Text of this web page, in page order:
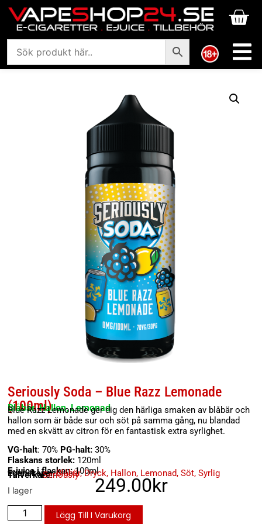
Seriously Soda – Blue Razz Lemonade
(100ml)
Blåbär, Hallon, Lemonad
Blue Razz Lemonade ger dig den härliga smaken av blåbär och
hallon som är både sur och söt på samma gång, nu blandad
med en skvätt av citron för en fantastisk extra syrlighet.
VG-halt: 70% PG-halt: 30%
Flaskans storlek: 120ml
E-juice i flaskan:100ml
Egenskaper:Blåbär,Dryck, Hallon, Lemonad,Söt,Syrlig
Tillverkare:Seriously 249.00kr
I lager
Lägg Till I Varukorg